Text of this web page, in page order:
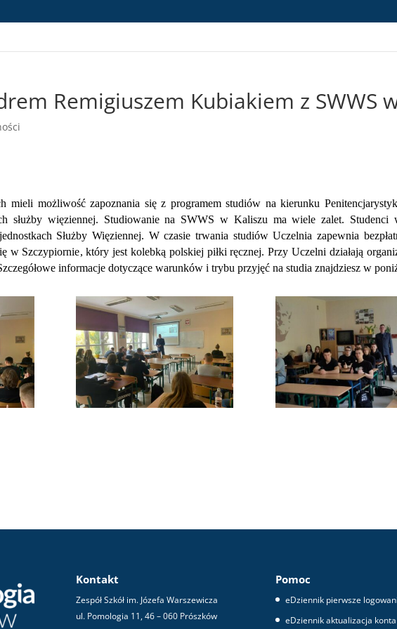
Remigiuszem Kubiakiem z SWWS
mieli możliwość zapoznania się z programem studiów na kierunku
służby więziennej. Studiowanie na SWWS w Kaliszu ma wiele zalet. Studenci
Służby Więziennej. W czasie trwania studiów Uczelnia zapewnia
w Szczypiornie, który jest kolebką polskiej piłki ręcznej.Przy Uczelni działają
informacje dotyczące warunków i trybu przyjęć na studia znajdziesz w
Kontakt
Zespół Szkół im. Józefa Warszewicza
ul. Pomologia 11, 46 – 060 Prószków
Pomoc
eDziennik pierwsze
eDziennik aktualizacja konta